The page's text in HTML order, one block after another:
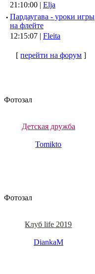
21:10:00 | Elja
· Пардаугава - уроки игры
на флейте
12:15:07 | Fleita
[перейти на форум ]
Фотозал
Детская дружба
Tomikto
Фотозал
Клуб life 2019
DiankaM